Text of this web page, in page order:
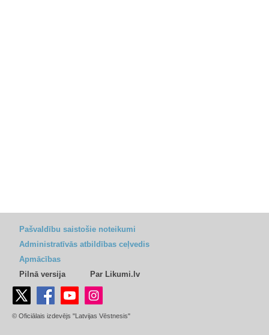
Pašvaldību saistošie noteikumi
Administratīvās atbildības ceļvedis
Apmācības
Pilnā versija
Par Likumi.lv
© Oficiālais izdevējs "Latvijas Vēstnesis"